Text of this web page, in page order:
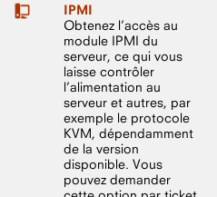
IPMI
Obtenez l’accès au
module IPMI du
serveur, ce qui vous
laisse contrôler
l’alimentation au
serveur et autres, par
exemple le protocole
KVM, dépendamment
de la version
disponible. Vous
pouvez demander